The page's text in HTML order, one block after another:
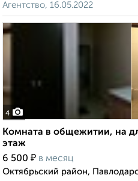
Агентство, 16.05.2022
4
Комната в общежитии, на
этаж
6 500 ₽ в месяц
Октябрьский район,